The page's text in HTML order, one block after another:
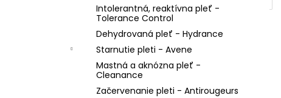
Intolerantná, reaktívna pleť -
Tolerance Control
Dehydrovaná pleť - Hydrance
Starnutie pleti - Avene
Mastná a aknózna pleť -
Cleanance
Začervenanie pleti - Antirougeurs